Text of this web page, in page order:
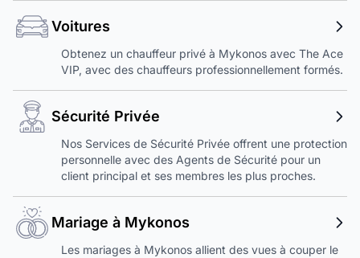
Voitures
Obtenez un chauffeur privé à Mykonos avec The Ace
VIP, avec des chauffeurs professionnellement formés.
Sécurité Privée
Nos Services de Sécurité Privée offrent une protection
personnelle avec des Agents de Sécurité pour un
client principal et ses membres les plus proches.
Mariage à Mykonos
Les mariages à Mykonos allient des vues à couper le